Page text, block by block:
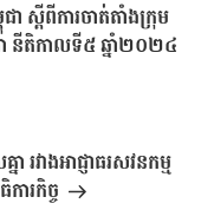
ស្តីពីការចាត់តាំងក្រុម
នីតិកាលទី៥ ឆ្នាំ២០២៤
រវាងអាជ្ញាធរសវនកម្ម
ារកិច្ច